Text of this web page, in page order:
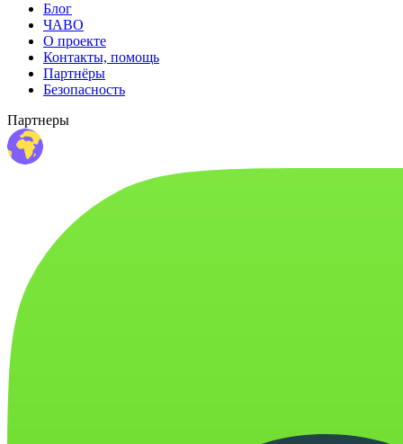
Блог
ЧАВО
О проекте
Контакты, помощь
Партнёры
Безопасность
Партнеры